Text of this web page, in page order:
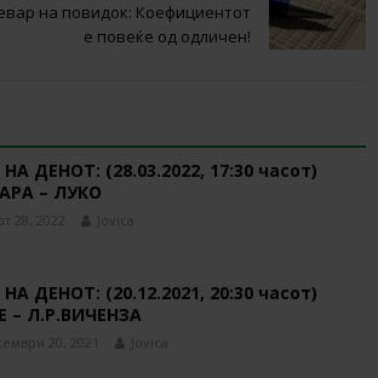
на повидок: Коефициентот
е повеќе од одличен!
ДЕНОТ: (28.03.2022, 17:30 часот)
– ЛУКО
28, 2022 Jovica
ДЕНОТ: (20.12.2021, 20:30 часот)
– Л.Р.ВИЧЕНЗА
20, 2021 Jovica